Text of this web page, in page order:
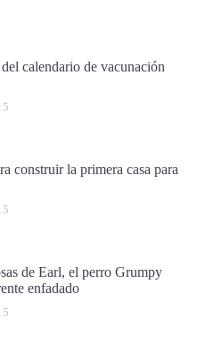
calendario de vacunación
construir la primera casa para
de Earl, el perro Grumpy
enfadado